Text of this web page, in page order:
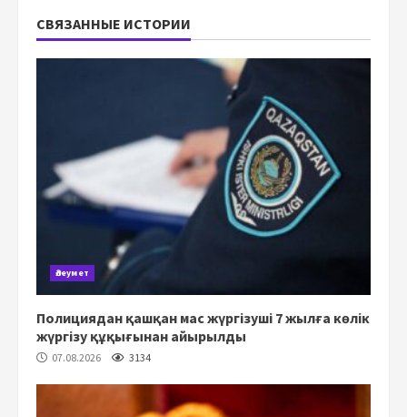
СВЯЗАННЫЕ ИСТОРИИ
Әлеумет
Полициядан қашқан мас жүргізуші 7 жылға көлік
жүргізу құқығынан айырылды
07.08.2026 3134